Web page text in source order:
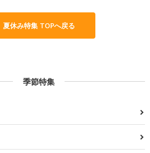
夏休み特集 TOPへ戻る
季節特集